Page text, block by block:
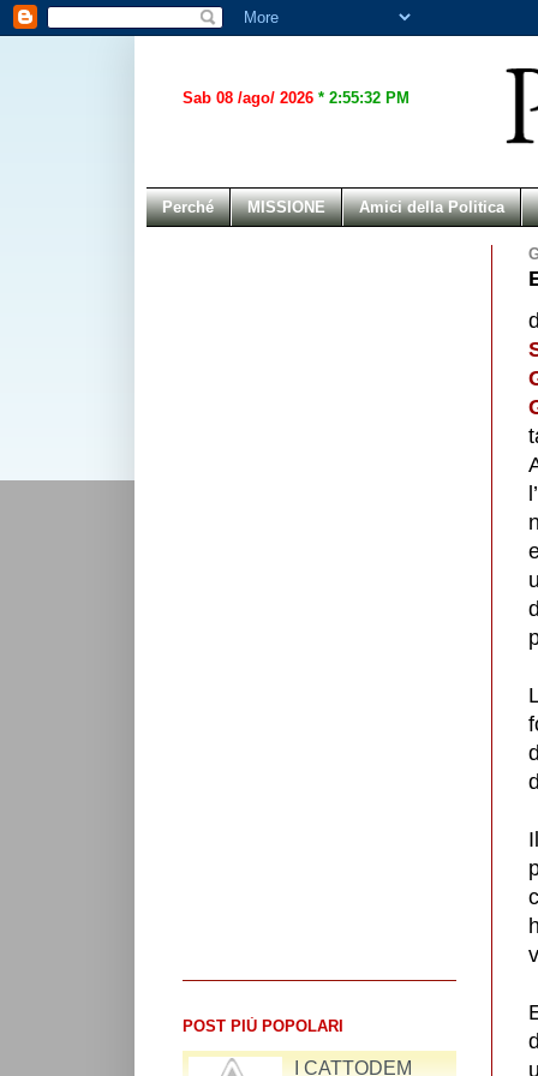
Sab 08 /ago/ 2026 * 2:55:32 PM
Perché MISSIONE Amici della Politica
POST PIÙ POPOLARI
RIFLESSIONI SUL